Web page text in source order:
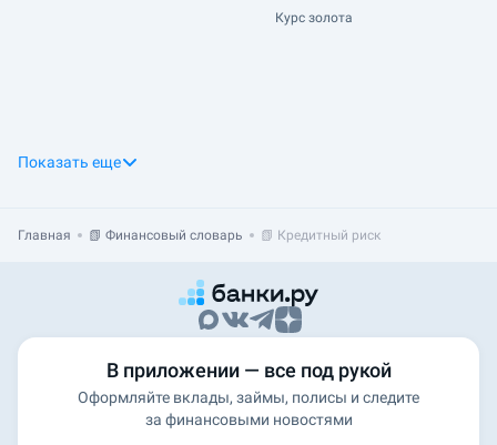
Курс золота
Показать еще
Главная 📗 Финансовый словарь 📗 Кредитный риск
В приложении — все под рукой
Оформляйте вклады, займы, полисы и следите
за финансовыми новостями